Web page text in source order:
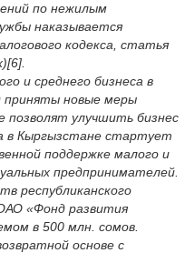
по нежилым
наказывается
кодекса, статья
и среднего бизнеса в
приняты новые меры
позволят улучшить бизнес
в Кыргызстане стартует
поддержке малого и
предпринимателей.
республиканского
«Фонд развития
в 500 млн. сомов.
основе с